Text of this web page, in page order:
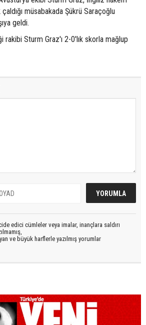
çaldığı müsabakada Şükrü Saraçoğlu
geldi.
rakibi Sturm Graz'ı 2-0'lık skorla mağlup
edici cümleler veya imalar, inançlara saldırı
ve büyük harflerle yazılmış yorumlar